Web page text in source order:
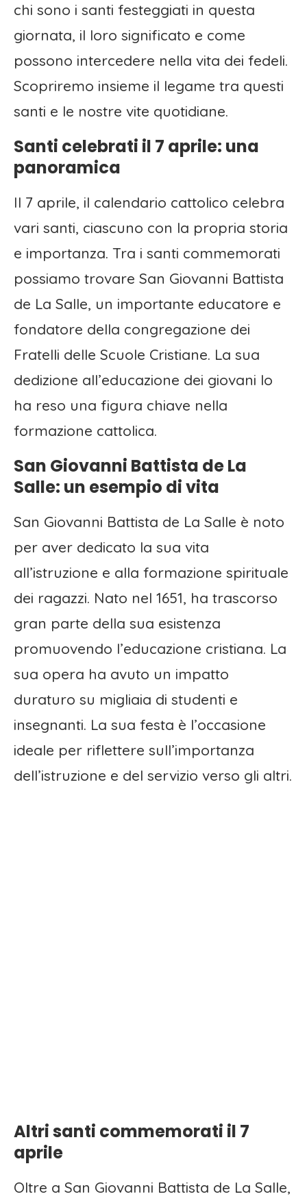
chi sono i santi festeggiati in questa
giornata, il loro significato e come
possono intercedere nella vita dei fedeli.
Scopriremo insieme il legame tra questi
santi e le nostre vite quotidiane.
Santi celebrati il 7 aprile: una
panoramica
Il 7 aprile, il calendario cattolico celebra
vari santi, ciascuno con la propria storia
e importanza. Tra i santi commemorati
possiamo trovare San Giovanni Battista
de La Salle, un importante educatore e
fondatore della congregazione dei
Fratelli delle Scuole Cristiane. La sua
dedizione all’educazione dei giovani lo
ha reso una figura chiave nella
formazione cattolica.
San Giovanni Battista de La
Salle: un esempio di vita
San Giovanni Battista de La Salle è noto
per aver dedicato la sua vita
all’istruzione e alla formazione spirituale
dei ragazzi. Nato nel 1651, ha trascorso
gran parte della sua esistenza
promuovendo l’educazione cristiana. La
sua opera ha avuto un impatto
duraturo su migliaia di studenti e
insegnanti. La sua festa è l’occasione
ideale per riflettere sull’importanza
dell’istruzione e del servizio verso gli altri.
Altri santi commemorati il 7
aprile
Oltre a San Giovanni Battista de La Salle,